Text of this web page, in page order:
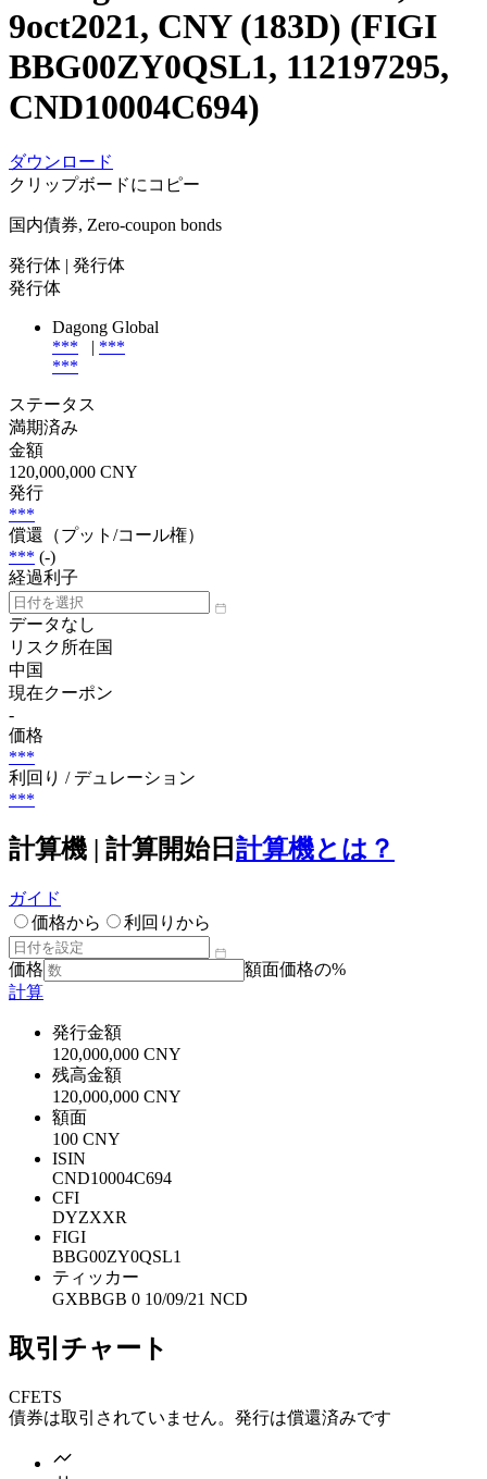
9oct2021, CNY (183D) (FIGI
BBG00ZY0QSL1, 112197295,
CND10004C694)
ダウンロード
クリップボードにコピー
国内債券, Zero-coupon bonds
発行体 | 発行体
発行体
Dagong Global
***
| ***
***
ステータス
満期済み
金額
120,000,000 CNY
発行
***
償還（プット/コール権）
*** (-)
経過利子
データなし
リスク所在国
中国
現在クーポン
-
価格
***
利回り / デュレーション
***
計算機 | 計算開始日 計算機とは？
ガイド
価格から
利回りから
価格
額面価格の%
計算
発行金額
120,000,000 CNY
残高金額
120,000,000 CNY
額面
100 CNY
ISIN
CND10004C694
CFI
DYZXXR
FIGI
BBG00ZY0QSL1
ティッカー
GXBBGB 0 10/09/21 NCD
取引チャート
CFETS
債券は取引されていません。発行は償還済みです